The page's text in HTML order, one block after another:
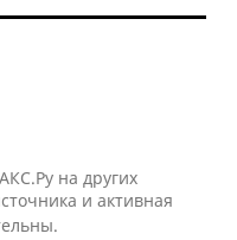
на других
и активная